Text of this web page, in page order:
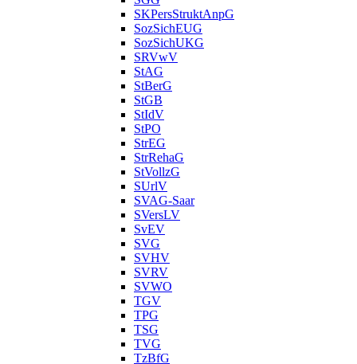
SKPersStruktAnpG
SozSichEUG
SozSichUKG
SRVwV
StAG
StBerG
StGB
StIdV
StPO
StrEG
StrRehaG
StVollzG
SUrlV
SVAG-Saar
SVersLV
SvEV
SVG
SVHV
SVRV
SVWO
TGV
TPG
TSG
TVG
TzBfG